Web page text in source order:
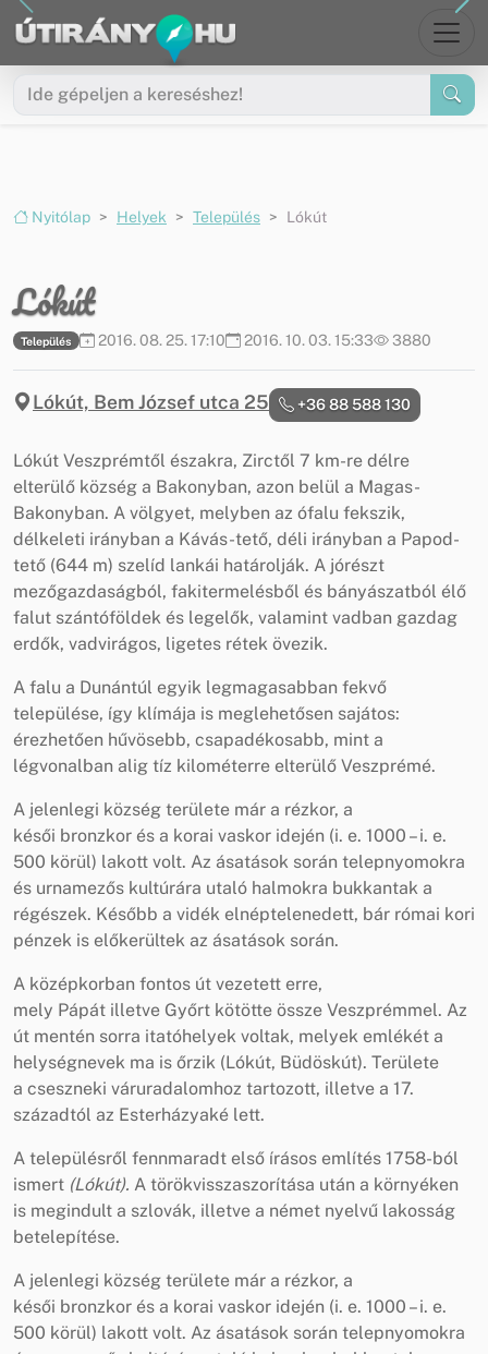
Ugrás a menüre
Ugrás a tartalomra
Nyitólap Helyek Település Lókút
Lókút
Település 2016. 08. 25. 17:10 2016. 10. 03. 15:33 3880
Lókút, Bem József utca 25 +36 88 588 130
Lókút Veszprémtől északra, Zirctől 7 km-re délre
elterülő község a Bakonyban, azon belül a Magas-
Bakonyban. A völgyet, melyben az ófalu fekszik,
délkeleti irányban a Kávás-tető, déli irányban a Papod-
tető (644 m) szelíd lankái határolják. A jórészt
mezőgazdaságból, fakitermelésből és bányászatból élő
falut szántóföldek és legelők, valamint vadban gazdag
erdők, vadvirágos, ligetes rétek övezik.
A falu a Dunántúl egyik legmagasabban fekvő
települése, így klímája is meglehetősen sajátos:
érezhetően hűvösebb, csapadékosabb, mint a
légvonalban alig tíz kilométerre elterülő Veszprémé.
A jelenlegi község területe már a rézkor, a
késői bronzkor és a korai vaskor idején (i. e. 1000 – i. e.
500 körül) lakott volt. Az ásatások során telepnyomokra
és urnamezős kultúrára utaló halmokra bukkantak a
régészek. Később a vidék elnéptelenedett, bár római kori
pénzek is előkerültek az ásatások során.
A középkorban fontos út vezetett erre,
mely Pápát illetve Győrt kötötte össze Veszprémmel. Az
út mentén sorra itatóhelyek voltak, melyek emlékét a
helységnevek ma is őrzik (Lókút, Büdöskút). Területe
a cseszneki váruradalomhoz tartozott, illetve a 17.
századtól az Esterházyaké lett.
A településről fennmaradt első írásos említés 1758-ból
ismert (Lókút). A törökvisszaszorítása után a környéken
is megindult a szlovák, illetve a német nyelvű lakosság
betelepítése.
A jelenlegi község területe már a rézkor, a
késői bronzkor és a korai vaskor idején (i. e. 1000 – i. e.
500 körül) lakott volt. Az ásatások során telepnyomokra